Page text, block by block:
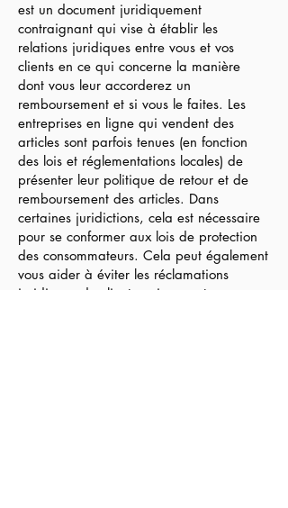
est un document juridiquement
contraignant qui vise à établir les
relations juridiques entre vous et vos
clients en ce qui concerne la manière
dont vous leur accorderez un
remboursement et si vous le faites. Les
entreprises en ligne qui vendent des
articles sont parfois tenues (en fonction
des lois et réglementations locales) de
présenter leur politique de retour et de
remboursement des articles. Dans
certaines juridictions, cela est nécessaire
pour se conformer aux lois de protection
des consommateurs. Cela peut également
vous aider à éviter les réclamations
juridiques de clients qui ne sont pas